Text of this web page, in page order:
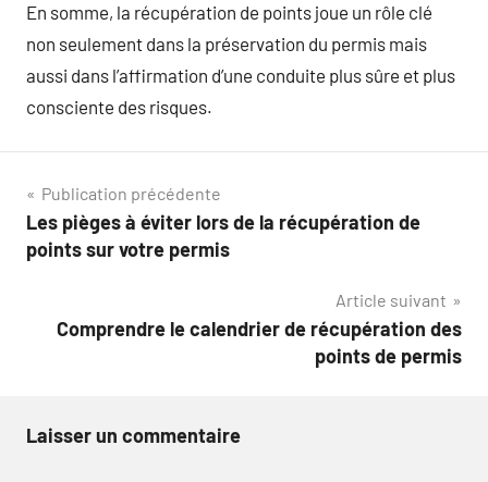
En somme, la récupération de points joue un rôle clé
non seulement dans la préservation du permis mais
aussi dans l’affirmation d’une conduite plus sûre et plus
consciente des risques.
Navigation
de
Publication précédente
Les pièges à éviter lors de la récupération de
points sur votre permis
Article suivant
Comprendre le calendrier de récupération des
points de permis
Laisser un commentaire